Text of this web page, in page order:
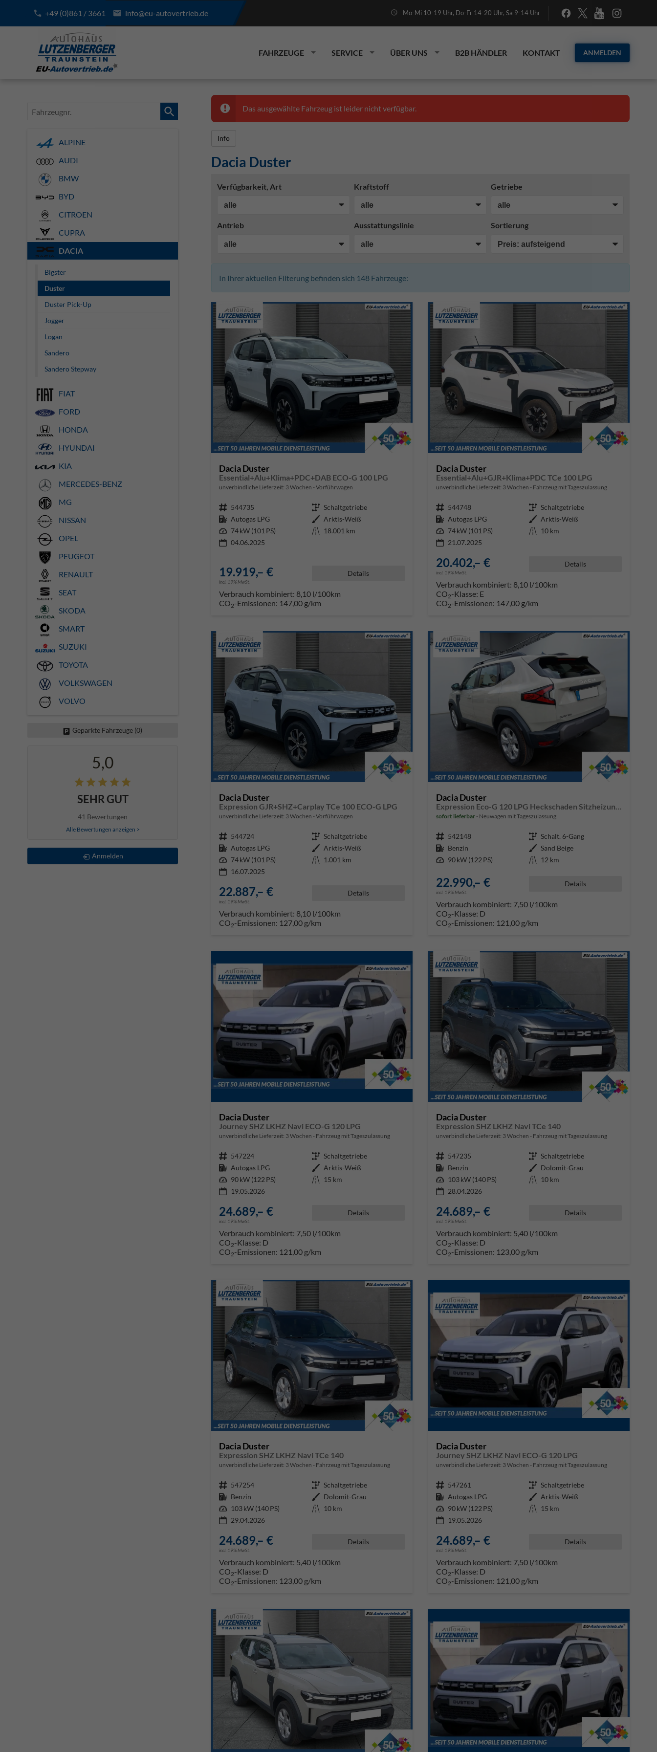
+49 (0)861 / 3661 info@eu-autovertrieb.de Mo-Mi 10-19 Uhr, Do-Fr 14-20 Uhr, Sa 9-14 Uhr
FAHRZEUGE SERVICE ÜBER UNS B2B HÄNDLER KONTAKT ANMELDEN
Das ausgewählte Fahrzeug ist leider nicht verfügbar.
Info
Dacia Duster
Verfügbarkeit, Art Kraftstoff Getriebe
Antrieb Ausstattungslinie Sortierung
In Ihrer aktuellen Filterung befinden sich 148Fahrzeuge:
Dacia Duster
Essential+Alu+Klima+PDC+DAB ECO-G 100 LPG
unverbindliche Lieferzeit: 3 Wochen Vorführwagen
Fahrzeugnr. 544735 Getriebe Schaltgetriebe
Kraftstoff Autogas LPG Außenfarbe Arktis-Weiß
Leistung 74 kW (101 PS) Kilometerstand 18.001 km
04.06.2025
19.919,– €
incl. 19% MwSt.
Details
Verbrauch kombiniert: 8,10 l/100km
CO2-Emissionen: 147,00 g/km
Dacia Duster
Essential+Alu+GJR+Klima+PDC TCe 100 LPG
unverbindliche Lieferzeit: 3 Wochen Fahrzeug mit Tageszulassung
Fahrzeugnr. 544748 Getriebe Schaltgetriebe
Kraftstoff Autogas LPG Außenfarbe Arktis-Weiß
Leistung 74 kW (101 PS) Kilometerstand 10 km
21.07.2025
20.402,– €
incl. 19% MwSt.
Details
Verbrauch kombiniert: 8,10 l/100km
CO2-Klasse: E
CO2-Emissionen: 147,00 g/km
Dacia Duster
Expression GJR+SHZ+Carplay TCe 100 ECO-G LPG
unverbindliche Lieferzeit: 3 Wochen Vorführwagen
Fahrzeugnr. 544724 Getriebe Schaltgetriebe
Kraftstoff Autogas LPG Außenfarbe Arktis-Weiß
Leistung 74 kW (101 PS) Kilometerstand 1.001 km
16.07.2025
22.887,– €
incl. 19% MwSt.
Details
Verbrauch kombiniert: 8,10 l/100km
CO2-Emissionen: 127,00 g/km
Dacia Duster
Expression Eco-G 120 LPG Heckschaden Sitzheizung Lenkradheizung Beifahrersitz mit Höhenverstellung
sofort lieferbar Neuwagen mit Tageszulassung
Fahrzeugnr. 542148 Getriebe Schalt. 6-Gang
Kraftstoff Benzin Außenfarbe Sand Beige
Leistung 90 kW (122 PS) Kilometerstand 12 km
22.990,– €
incl. 19% MwSt.
Details
Verbrauch kombiniert: 7,50 l/100km
CO2-Klasse: D
CO2-Emissionen: 121,00 g/km
Dacia Duster
Journey SHZ LKHZ Navi ECO-G 120 LPG
unverbindliche Lieferzeit: 3 Wochen Fahrzeug mit Tageszulassung
Fahrzeugnr. 547224 Getriebe Schaltgetriebe
Kraftstoff Autogas LPG Außenfarbe Arktis-Weiß
Leistung 90 kW (122 PS) Kilometerstand 15 km
19.05.2026
24.689,– €
incl. 19% MwSt.
Details
Verbrauch kombiniert: 7,50 l/100km
CO2-Klasse: D
CO2-Emissionen: 121,00 g/km
Dacia Duster
Expression SHZ LKHZ Navi TCe 140
unverbindliche Lieferzeit: 3 Wochen Fahrzeug mit Tageszulassung
Fahrzeugnr. 547235 Getriebe Schaltgetriebe
Kraftstoff Benzin Außenfarbe Dolomit-Grau
Leistung 103 kW (140 PS) Kilometerstand 10 km
28.04.2026
24.689,– €
incl. 19% MwSt.
Details
Verbrauch kombiniert: 5,40 l/100km
CO2-Klasse: D
CO2-Emissionen: 123,00 g/km
Dacia Duster
Expression SHZ LKHZ Navi TCe 140
unverbindliche Lieferzeit: 3 Wochen Fahrzeug mit Tageszulassung
Fahrzeugnr. 547254 Getriebe Schaltgetriebe
Kraftstoff Benzin Außenfarbe Dolomit-Grau
Leistung 103 kW (140 PS) Kilometerstand 10 km
29.04.2026
24.689,– €
incl. 19% MwSt.
Details
Verbrauch kombiniert: 5,40 l/100km
CO2-Klasse: D
CO2-Emissionen: 123,00 g/km
Dacia Duster
Journey SHZ LKHZ Navi ECO-G 120 LPG
unverbindliche Lieferzeit: 3 Wochen Fahrzeug mit Tageszulassung
Fahrzeugnr. 547261 Getriebe Schaltgetriebe
Kraftstoff Autogas LPG Außenfarbe Arktis-Weiß
Leistung 90 kW (122 PS) Kilometerstand 15 km
19.05.2026
24.689,– €
incl. 19% MwSt.
Details
Verbrauch kombiniert: 7,50 l/100km
CO2-Klasse: D
CO2-Emissionen: 121,00 g/km
Fahrzeugnr.
ALPINE
AUDI
BMW
BYD
CITROEN
CUPRA
DACIA
Bigster
Duster
Duster Pick-Up
Jogger
Logan
Sandero
Sandero Stepway
FIAT
FORD
HONDA
HYUNDAI
KIA
MERCEDES-BENZ
MG
NISSAN
OPEL
PEUGEOT
RENAULT
SEAT
SKODA
SMART
SUZUKI
TOYOTA
VOLKSWAGEN
VOLVO
Geparkte Fahrzeuge (0)
5,0
SEHR GUT
41 Bewertungen
Alle Bewertungen anzeigen >
Anmelden